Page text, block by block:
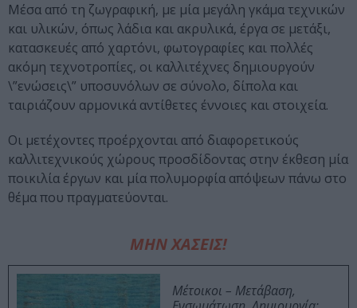
Μέσα από τη ζωγραφική, με μία μεγάλη γκάμα τεχνικών
και υλικών, όπως λάδια και ακρυλικά, έργα σε μετάξι,
κατασκευές από χαρτόνι, φωτογραφίες και πολλές
ακόμη τεχνοτροπίες, οι καλλιτέχνες δημιουργούν
\”ενώσεις\” υποσυνόλων σε σύνολο, δίπολα και
ταιριάζουν αρμονικά αντίθετες έννοιες και στοιχεία.
Οι μετέχοντες προέρχονται από διαφορετικούς
καλλιτεχνικούς χώρους προσδίδοντας στην έκθεση μία
ποικιλία έργων και μία πολυμορφία απόψεων πάνω στο
θέμα που πραγματεύονται.
ΜΗΝ ΧΑΣΕΙΣ!
Μέτοικοι – Μετάβαση,